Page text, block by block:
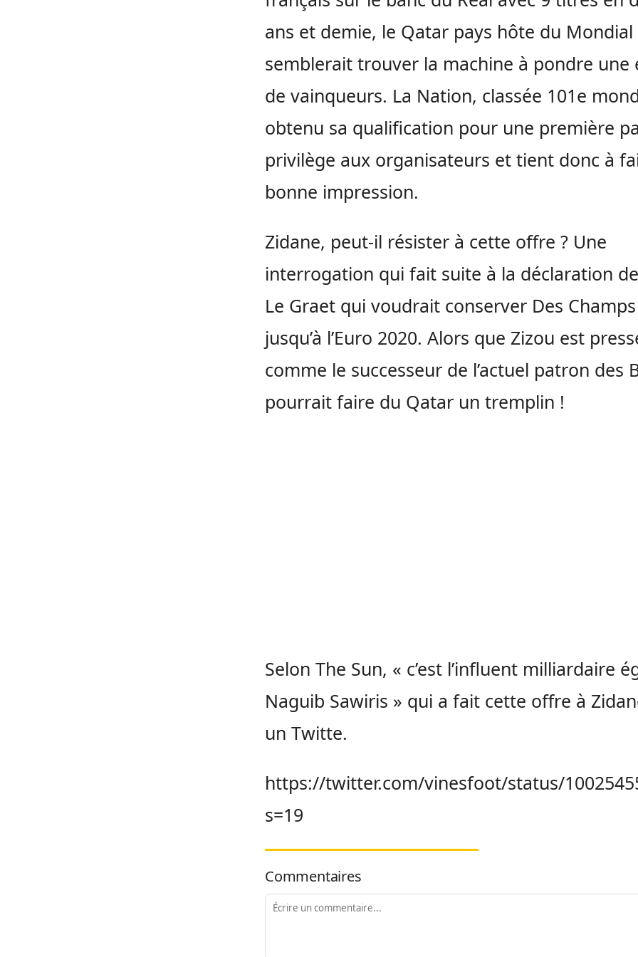
ans et demie, le Qatar pays hôte du Mondial
semblerait trouver la machine à pondre une
de vainqueurs. La Nation, classée 101e
obtenu sa qualification pour une première
privilège aux organisateurs et tient donc à
bonne impression.
Zidane, peut-il résister à cette offre ? Une
interrogation qui fait suite à la déclaration
Le Graet qui voudrait conserver Des Champs
jusqu’à l’Euro 2020. Alors que Zizou est
comme le successeur de l’actuel patron des
pourrait faire du Qatar un tremplin !
Selon The Sun, « c’est l’influent milliardaire
Naguib Sawiris » qui a fait cette offre à
un Twitte.
https://twitter.com/vinesfoot/status/
s=19
Commentaires